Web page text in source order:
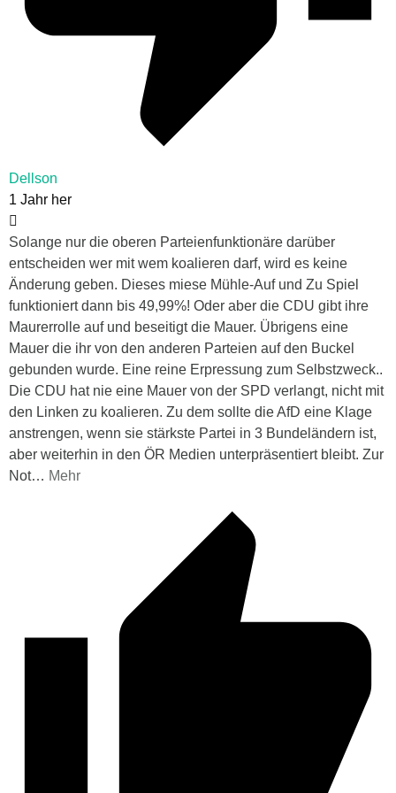
Dellson
1 Jahr her
Solange nur die oberen Parteienfunktionäre darüber
entscheiden wer mit wem koalieren darf, wird es keine
Änderung geben. Dieses miese Mühle-Auf und Zu Spiel
funktioniert dann bis 49,99%! Oder aber die CDU gibt ihre
Maurerrolle auf und beseitigt die Mauer. Übrigens eine
Mauer die ihr von den anderen Parteien auf den Buckel
gebunden wurde. Eine reine Erpressung zum Selbstzweck..
Die CDU hat nie eine Mauer von der SPD verlangt, nicht mit
den Linken zu koalieren. Zu dem sollte die AfD eine Klage
anstrengen, wenn sie stärkste Partei in 3 Bundeländern ist,
aber weiterhin in den ÖR Medien unterpräsentiert bleibt. Zur
Not… Mehr